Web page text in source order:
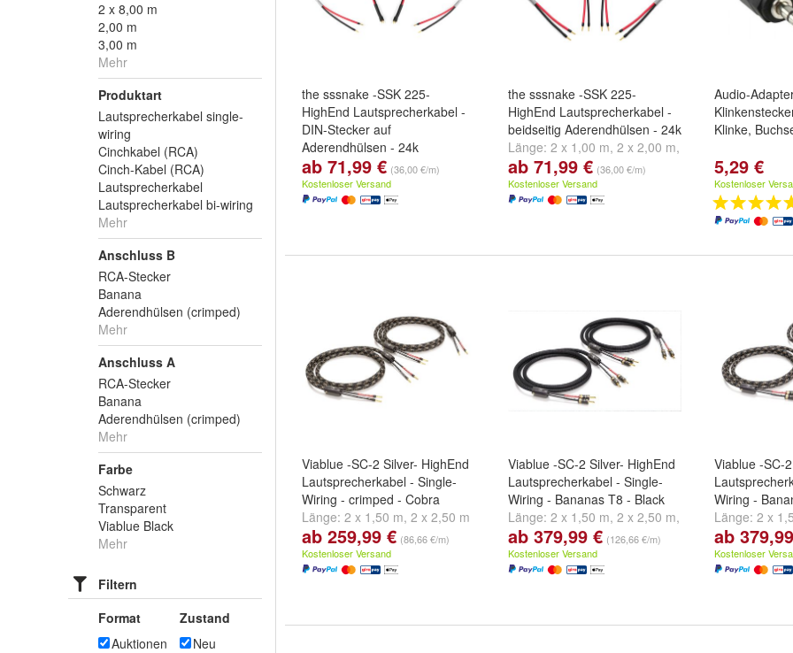
2 x 8,00 m
2,00 m
3,00 m
Mehr
Produktart
Lautsprecherkabel single-
wiring
Cinchkabel (RCA)
Cinch-Kabel (RCA)
Lautsprecherkabel
Lautsprecherkabel bi-wiring
Mehr
Anschluss B
RCA-Stecker
Banana
Aderendhülsen (crimped)
Mehr
Anschluss A
RCA-Stecker
Banana
Aderendhülsen (crimped)
Mehr
Farbe
Schwarz
Transparent
Viablue Black
Mehr
Filtern
Format
Auktionen
Zustand
Neu
the sssnake -SSK 225-
HighEnd Lautsprecherkabel -
DIN-Stecker auf
Aderendhülsen - 24k
Länge: 2 x 1,00 m ,2 x 2,00 m
2 x 3,00 mundweitere ...
ab 71,99 € (36,00 €/m)
Kostenloser Versand
the sssnake -SSK 225-
HighEnd Lautsprecherkabel -
beidseitig Aderendhülsen - 24k
Länge: 2 x 1,00 m, 2 x 2,00 m,
2 x 3,00 mund weitere ...
ab 71,99 € (36,00 €/m)
Kostenloser Versand
Audio-
Klinke,
5,29 €
Kostenloser
Viablue -SC-2 Silver- HighEnd
Lautsprecherkabel - Single-
Wiring - crimped - Cobra
Länge: 2 x 1,50 m, 2 x 2,50 m
und 2 x 3,00 m
ab 259,99 € (86,66 €/m)
Kostenloser Versand
Viablue -SC-2 Silver- HighEnd
Lautsprecherkabel - Single-
Wiring - Bananas T8 - Black
Länge: 2 x 1,50 m, 2 x 2,50 m,
2 x 3,00 m undweitere ...
ab 379,99 € (126,66 €/m)
Kostenloser Versand
Viablue -SC-
Wiring -
Länge: 2 x
2 x 3,00 m
ab
Kostenloser